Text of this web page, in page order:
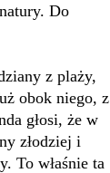
Do
z plaży,
obok niego, z
głosi, że w
złodziej i
To właśnie ta